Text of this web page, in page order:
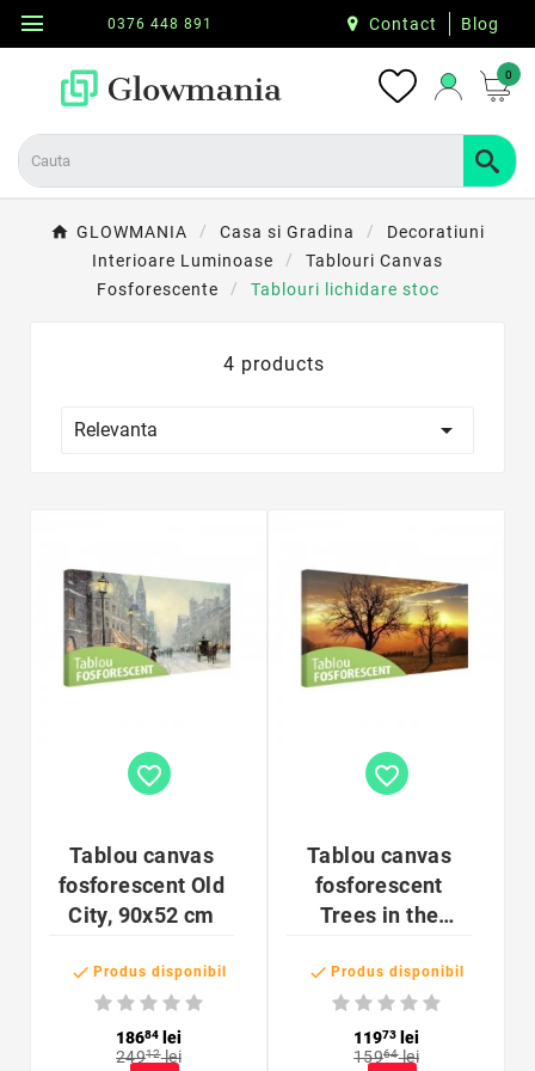
menu Contact Blog
0376 448 891
0
GLOWMANIA Casa si Gradina
Decoratiuni
Interioare Luminoase
Tablouri Canvas
Fosforescente
Tablouri lichidare stoc
4 products
Relevanta 
favorite_border
Tablou canvas
fosforescent Old
City, 90x52 cm
 Produs disponibil
18684 lei
24912lei
favorite_border
Tablou canvas
fosforescent
Trees in the
 Produs disponibil
11973 lei
15964lei